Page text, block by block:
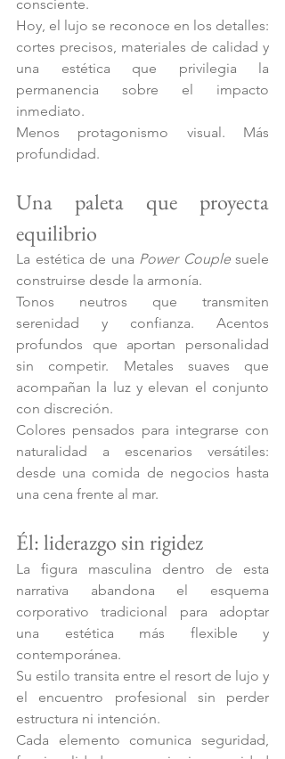
consciente.
Hoy, el lujo se reconoce en los detalles:
cortes precisos, materiales de calidad y
una estética que privilegia la
permanencia sobre el impacto
inmediato.
Menos protagonismo visual. Más
profundidad.
Una paleta que proyecta
equilibrio
La estética de una Power Couple suele
construirse desde la armonía.
Tonos neutros que transmiten
serenidad y confianza. Acentos
profundos que aportan personalidad
sin competir. Metales suaves que
acompañan la luz y elevan el conjunto
con discreción.
Colores pensados para integrarse con
naturalidad a escenarios versátiles:
desde una comida de negocios hasta
una cena frente al mar.
Él: liderazgo sin rigidez
La figura masculina dentro de esta
narrativa abandona el esquema
corporativo tradicional para adoptar
una estética más flexible y
contemporánea.
Su estilo transita entre el resort de lujo y
el encuentro profesional sin perder
estructura ni intención.
Cada elemento comunica seguridad,